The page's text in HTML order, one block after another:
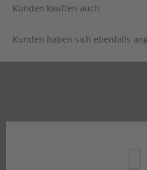
Kunden kauften auch
Kunden haben sich ebenfalls